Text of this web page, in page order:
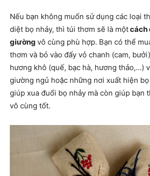
Nếu bạn không muốn sử dụng các loại
diệt bọ nhảy, thì túi thơm sẽ là mộtcách
giường vô cùng phù hợp. Bạn có thể
thơm và bỏ vào đấy vỏ chanh (cam,
hương khô (quế, bạc hà, hương thảo,…)
giường ngủ hoặc những nơi xuất hiện
giúp xua đuổi bọ nhảy mà còn giúp bạn
vô cùng tốt.